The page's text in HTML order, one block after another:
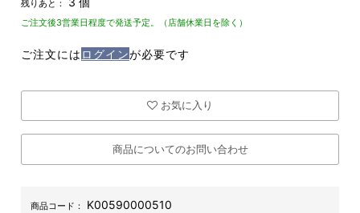
残りあと：
ご注文後3営業日程度で発送予定。（店舗休業日を除く）
ご注文には ログインが必要です
お気に入り
商品についてのお問い合わせ
商品コード： K00590000510